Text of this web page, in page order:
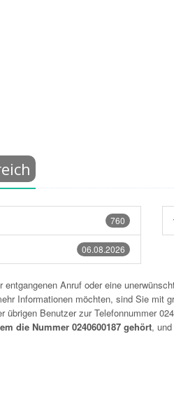
760
06.08.2026
entgangenen Anruf oder eine
Informationen möchten, sind Sie mit
übrigen Benutzer zur Telefonnummer
die Nummer 0240600187 gehört,